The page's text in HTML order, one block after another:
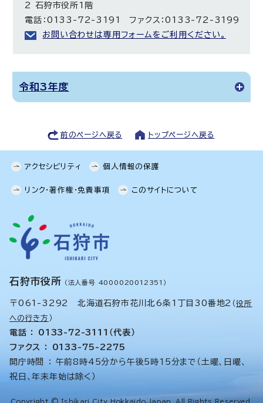
2 石狩市役所1階
電話：0133-72-3191 ファクス：0133-72-3199
お問い合わせは専用フォームをご利用ください。
令和3年度
前のページへ戻る トップページへ戻る
アクセシビリティ 個人情報の保護
リンク・著作権・免責事項 このサイトについて
石狩市役所 （法人番号 4000020012351）
〒061-3292 北海道石狩市花川北6条1丁目30番地2 （役所
への行き方 ）
電話 ： 0133-72-3111（代表）
ファクス ： 0133-75-2275
開庁時間 ： 午前8時45分から午後5時15分まで（土曜、日曜、
祝日、年末年始は除く）
Copyright © Ishikari City Hokkaido,Japan. All Rights Reserved.